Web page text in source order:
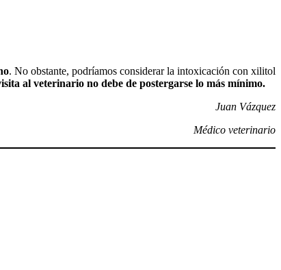
. No obstante, podríamos considerar la intoxicación con xilitol
al veterinario no debe de postergarse lo más mínimo.
Juan Vázquez
Médico veterinario